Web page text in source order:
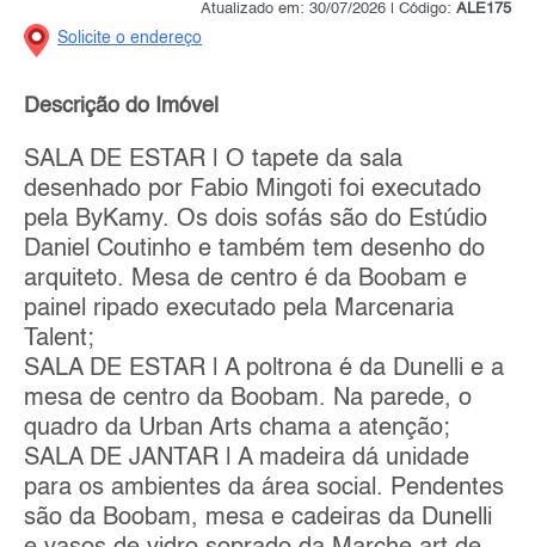
Atualizado em: 30/07/2026 | Código: ALE175
Solicite o endereço
Descrição do Imóvel
SALA DE ESTAR | O tapete da sala
desenhado por Fabio Mingoti foi executado
pela ByKamy. Os dois sofás são do Estúdio
Daniel Coutinho e também tem desenho do
arquiteto. Mesa de centro é da Boobam e
painel ripado executado pela Marcenaria
Talent;
SALA DE ESTAR | A poltrona é da Dunelli e a
mesa de centro da Boobam. Na parede, o
quadro da Urban Arts chama a atenção;
SALA DE JANTAR | A madeira dá unidade
para os ambientes da área social. Pendentes
são da Boobam, mesa e cadeiras da Dunelli